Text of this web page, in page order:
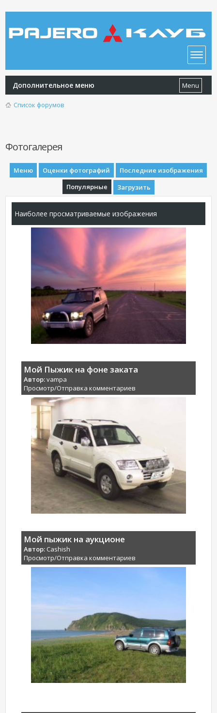
Дополнительное меню Menu
Список форумов
Фотогалерея
Меню Оценки фотографий
Последние изображения
Популярные
Загрузить
Наиболее просматриваемые изображения
Мой Пыжик на фоне заката
Автор:vampa
Просмотр/Отправка комментариев
Мой пыжик на аукционе
Автор: Cashish
Просмотр/Отправка комментариев